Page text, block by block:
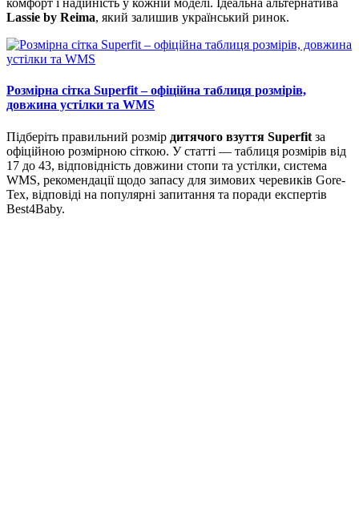
комфорт і надійність у кожній моделі. Ідеальна альтернатива
Lassie by Reima, який залишив український ринок.
Розмірна сітка Superfit – офіційна таблиця розмірів,
довжина устілки та WMS
Підберіть правильний розмір дитячого взуття Superfit за
офіційною розмірною сіткою. У статті — таблиця розмірів від
17 до 43, відповідність довжини стопи та устілки, система
WMS, рекомендації щодо запасу для зимових черевиків Gore-
Tex, відповіді на популярні запитання та поради експертів
Best4Baby.